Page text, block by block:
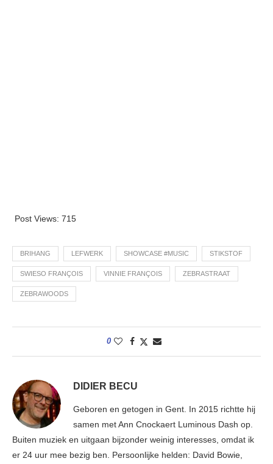
Post Views: 715
BRIHANG LEFWERK SHOWCASE #MUSIC STIKSTOF
SWIESO FRANÇOIS VINNIE FRANÇOIS ZEBRASTRAAT
ZEBRAWOODS
0
DIDIER BECU
Geboren en getogen in Gent. In 2015 richtte hij
samen met Ann Cnockaert Luminous Dash op.
Buiten muziek en uitgaan bijzonder weinig interesses, omdat ik
er 24 uur mee bezig ben. Persoonlijke helden: David Bowie,